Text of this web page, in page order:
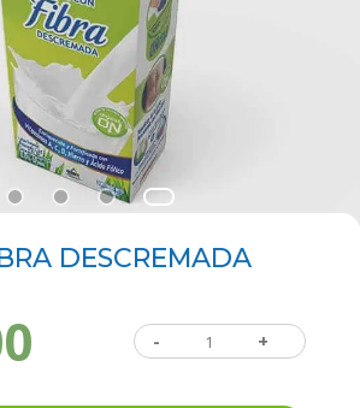
DESCREMADA
-
Leche
+